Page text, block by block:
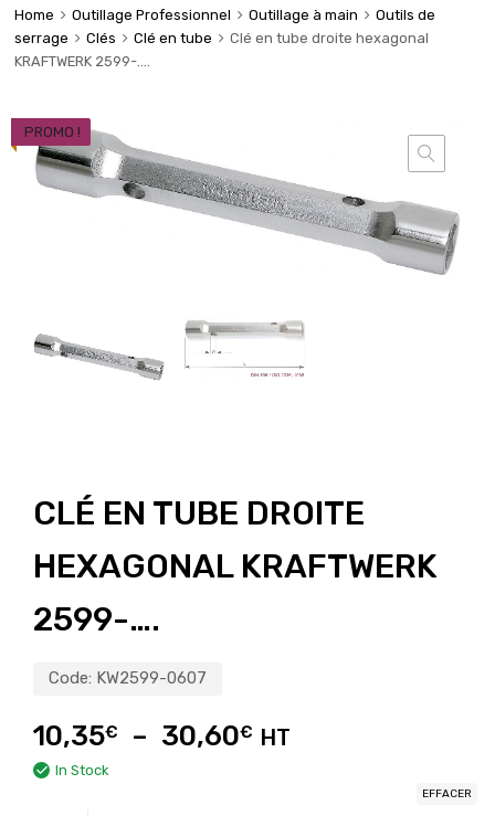
Home Outillage Professionnel Outillage à main
Outils de
serrage
Clés Clé en tube
Clé en tube droite hexagonal
KRAFTWERK 2599-….
PROMO !
CLÉ EN TUBE DROITE
HEXAGONAL KRAFTWERK
2599-….
Code: KW2599-0607
10,35€ – 30,60€ HT
In Stock
EFFACER